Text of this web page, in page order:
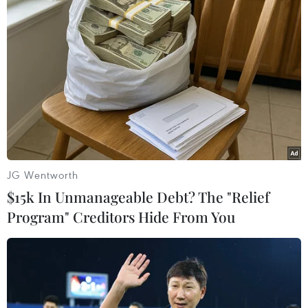
cốt lõi cần thiết cho việc học tập và nghiên cứu
ở bậc đại học, thay vì kiểm tra kiến thức đơn lẻ
theo từng môn học.
Đây là một trong những kỳ thi riêng có quy mô
lớn nhất cả nước, không chỉ phục vụ công tác
tuyển sinh của các đơn vị trong hệ thống mà
còn được nhiều trường trong cả nước sử dụng
kết quả để xét tuyển.
Dự kiến, năm nay có 118 trường đại học, cao
đẳng trong cả nước sẽ sử dụng kết quả kỳ thi để
xét tuyển một phần chỉ tiêu đầu vào hoặc kết
Đại học Quốc gia TP Hồ
JG Wentworth
$15k In Unmanageable Debt? The "Relief
Program" Creditors Hide From You